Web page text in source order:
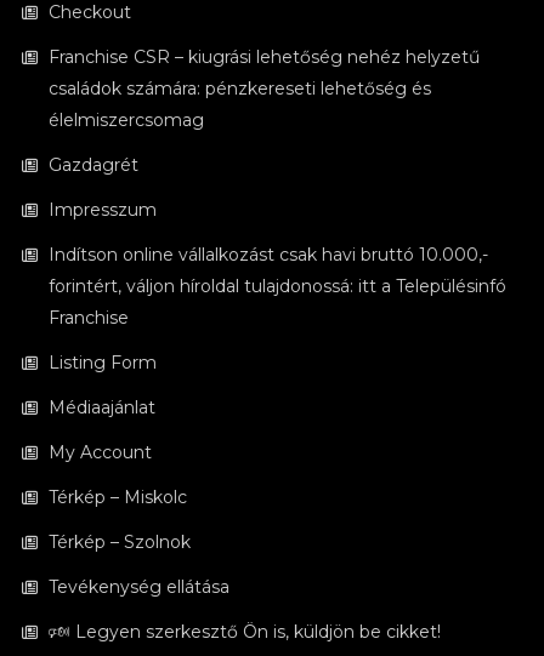
Checkout
Franchise CSR – kiugrási lehetőség nehéz helyzetű
családok számára: pénzkereseti lehetőség és
élelmiszercsomag
Gazdagrét
Impresszum
Indítson online vállalkozást csak havi bruttó 10.000,-
forintért, váljon híroldal tulajdonossá: itt a Településinfó
Franchise
Listing Form
Médiaajánlat
My Account
Térkép – Miskolc
Térkép – Szolnok
Tevékenység ellátása
🕬 Legyen szerkesztő Ön is, küldjön be cikket!